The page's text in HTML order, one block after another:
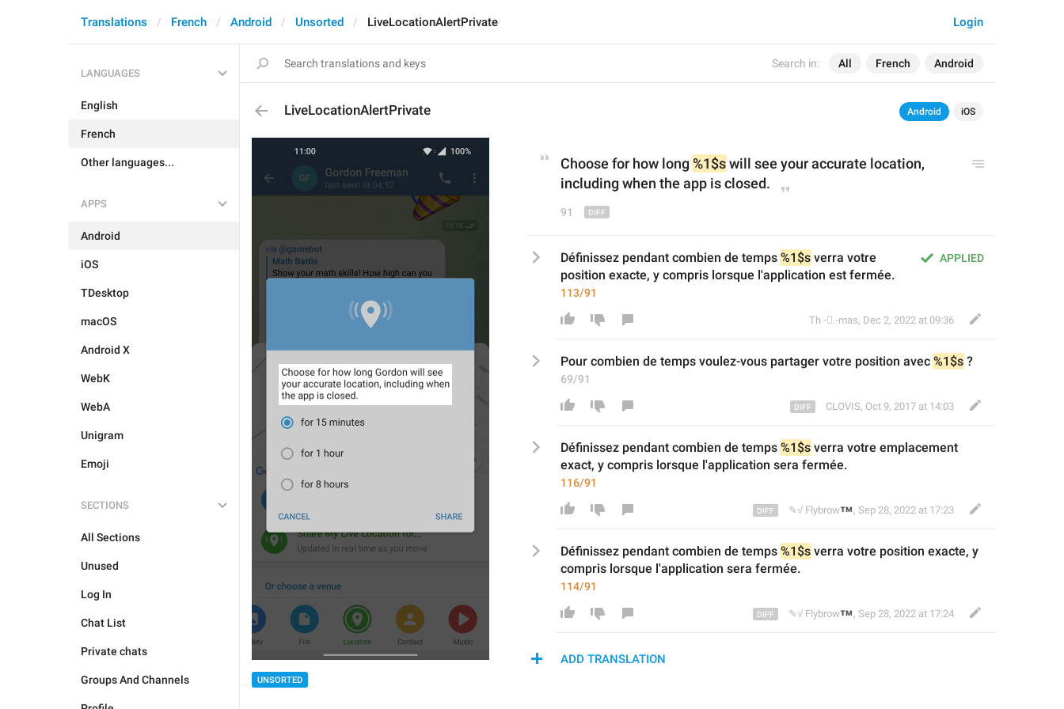
Search in: All French Android
Login
Translations French Android Unsorted LiveLocationAlertPrivate
LANGUAGES
English
French
Other languages...
APPS
Android
iOS
TDesktop
macOS
Android X
WebK
WebA
Unigram
Emoji
SECTIONS
All Sections
Unused
Log In
Chat List
Private chats
Groups And Channels
LiveLocationAlertPrivate Android iOS
UNSORTED
Choose for how long %1$s will see your accurate location,
including when the app is closed.
91
APPLIED
Définissez pendant combien de temps %1$s verra votre
position exacte, y compris lorsque l'application est fermée.
113/91
Th ‌-‌⃝.-mas, Dec 2, 2022 at 09:36
Pour combien de temps voulez-vous partager votre position avec %1$s ?
69/91
CLOVIS, Oct 9, 2017 at 14:03
Définissez pendant combien de temps %1$s verra votre emplacement
exact, y compris lorsque l'application sera fermée.
116/91
✎√ Flybrow
™
, Sep 28, 2022 at 17:23
Définissez pendant combien de temps %1$s verra votre position exacte, y
compris lorsque l'application sera fermée.
114/91
✎√ Flybrow
™
, Sep 28, 2022 at 17:24
ADD TRANSLATION